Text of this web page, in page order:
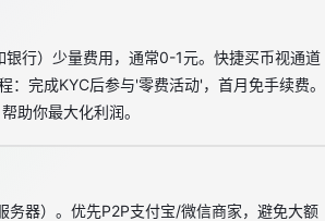
行）少量费用，通常0-1元。快捷买币视通道
完成KYC后参与'零费活动'，首月免手续费。
助你最大化利润。
务器）。优先P2P支付宝/微信商家，避免大额